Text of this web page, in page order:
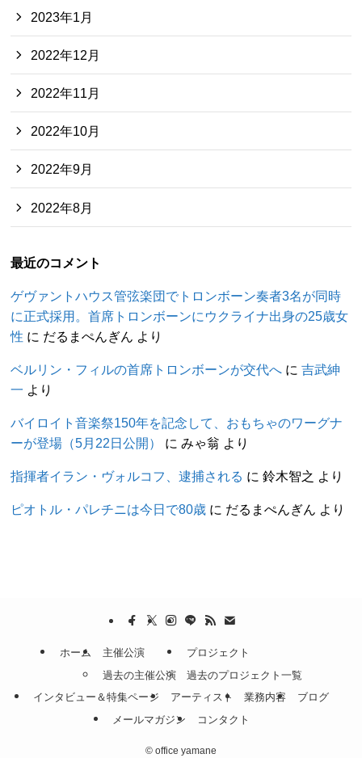
2023年1月
2022年12月
2022年11月
2022年10月
2022年9月
2022年8月
最近のコメント
ゲヴァントハウス管弦楽団でトロンボーン奏者3名が同時
に正式採用。首席トロンボーンにウクライナ出身の25歳女
性 に だるまぺんぎん より
ベルリン・フィルの首席トロンボーンが交代へ に吉武紳
一 より
バイロイト音楽祭150年を記念して、おもちゃのワーグナ
ーが登場（5月22日公開）
にみゃ翁 より
指揮者イラン・ヴォルコフ、逮捕される に鈴木智之 より
ピオトル・パレチニは今日で80歳 に だるまぺんぎん より
ホーム
主催公演
過去の主催公演
プロジェクト
過去のプロジェクト一覧
インタビュー＆特集ページ
アーティスト 業務内容
ブログ
メールマガジン
コンタクト
© office yamane